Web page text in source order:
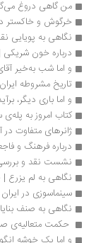
من گاهی دروغ می‌گویم!
خرگوش و خاکستر در
نگاهی به پویایی نقد |
درباره خون شریکی |
و اما شب به‌خیر آقای
تاریخ مشروطه ایران |
و اما باری دیگر، برآیدزهد
کتاب امروز به پله‌ی سوم
ژانرهای متفاوت در آثار
درباره فرهنگ و فاجعه |
نشست نقد و بررسی
نگاهی به لم یزرع | صاد‌ق
سینماسوزی در ایران در
نگاهی به صنف بنایان و
حکمت متعالیه‌ی صدرایی